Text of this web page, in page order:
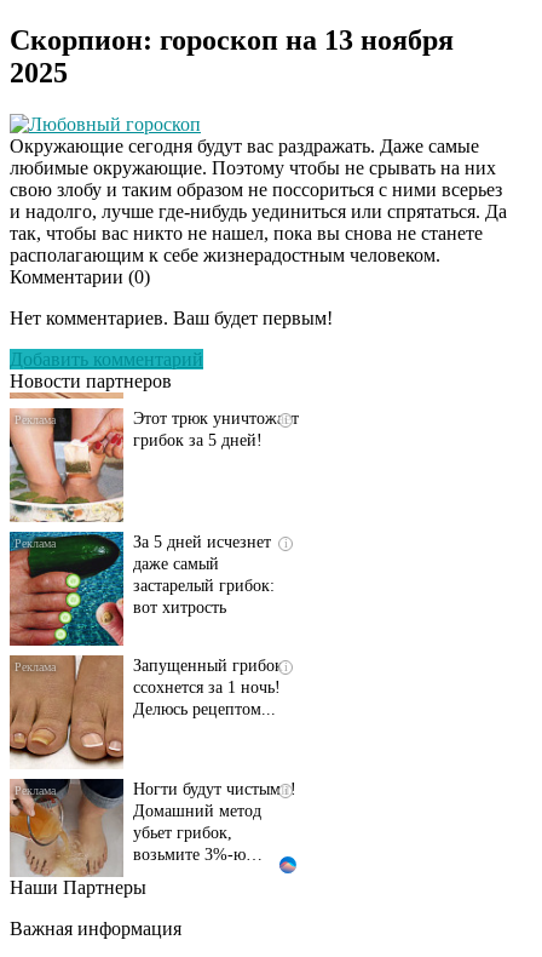
Скорпион: гороскоп на 13 ноября
2025
Любовный гороскоп
Окружающие сегодня будут вас раздражать. Даже самые
любимые окружающие. Поэтому чтобы не срывать на них
свою злобу и таким образом не поссориться с ними всерьез
и надолго, лучше где-нибудь уединиться или спрятаться. Да
так, чтобы вас никто не нашел, пока вы снова не станете
располагающим к себе жизнерадостным человеком.
Комментарии (0)
Нет комментариев. Ваш будет первым!
Добавить комментарий
Новости партнеров
Даже самый
исчезнет с корнем,
грибок за 5 дней!
даже самый
застарелый грибок:
вот хитрость
ссохнется за 1 ночь!
Делюсь рецептом...
Домашний метод
убьет грибок,
возьмите 3%-ю…
Этот танец невесты
Пересмотрела 10 раз
Наши Партнеры
Важная информация